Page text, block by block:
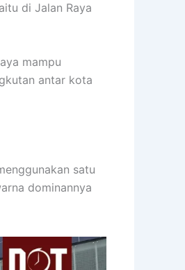
di Jalan Raya
mampu
antar kota
satu
dominannya